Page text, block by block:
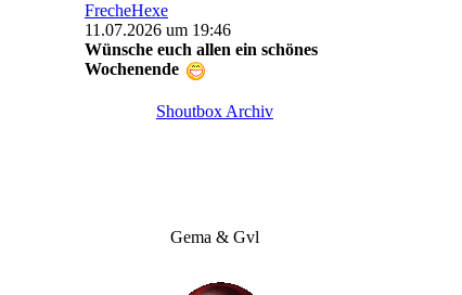
FrecheHexe
11.07.2026 um 19:46
Wünsche euch allen ein schönes
Wochenende
Shoutbox Archiv
Gema & Gvl